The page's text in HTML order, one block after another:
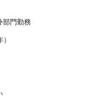
部門勤務